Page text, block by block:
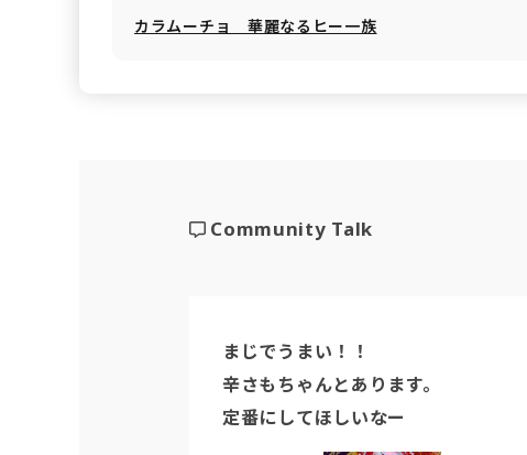
カラムーチョ 華麗なるヒー一族
Community Talk
まじでうまい！！
辛さもちゃんとあります。
定番にしてほしいなー